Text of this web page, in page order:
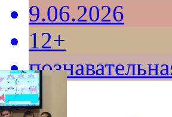
9.06.2026
12+